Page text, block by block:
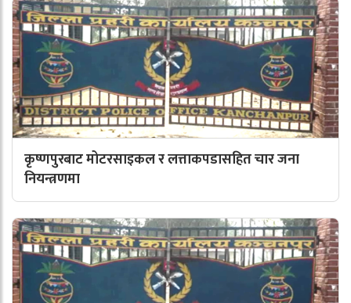
कृष्णपुरबाट मोटरसाइकल र लत्ताकपडासहित चार जना
नियन्त्रणमा